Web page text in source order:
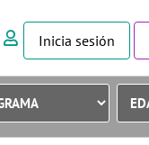
Inicia sesión